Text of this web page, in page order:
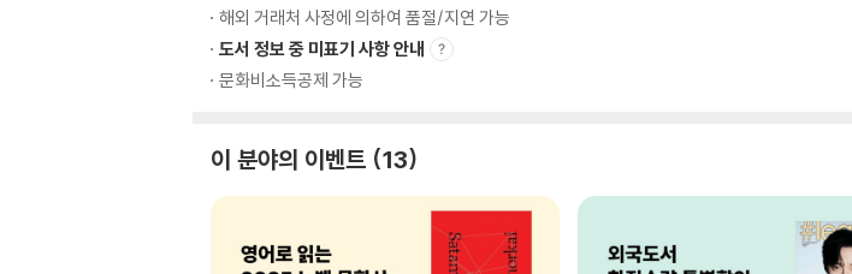
해외 거래처 사정에 의하여 품절/지연 가능
도서 정보 중 미표기 사항 안내
문화비소득공제 가능
이 분야의 이벤트 13